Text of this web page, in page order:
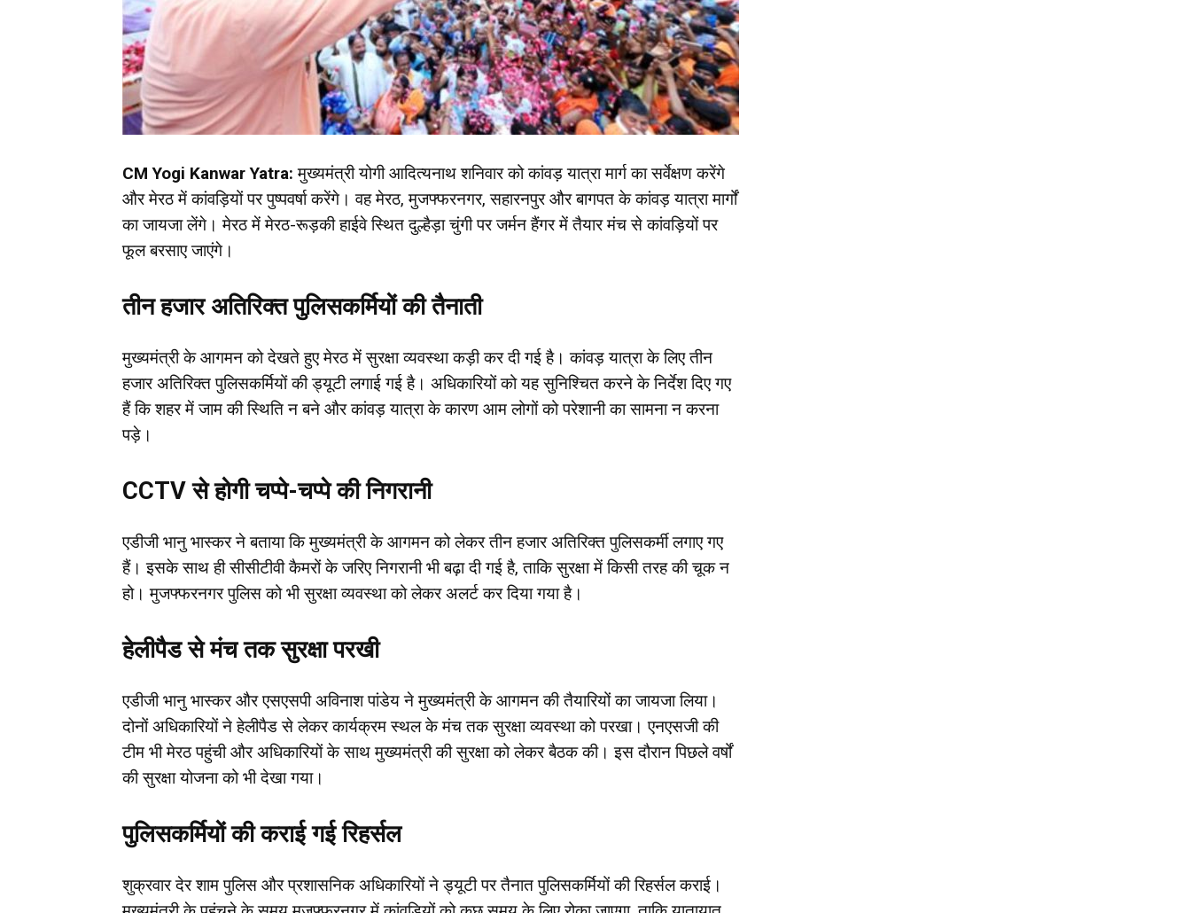
CM Yogi Kanwar Yatra:मुख्यमंत्री योगी आदित्यनाथ शनिवार को कांवड़ यात्रा मार्ग का सर्वेक्षण करेंगे
और मेरठ में कांवड़ियों पर पुष्पवर्षा करेंगे। वह मेरठ, मुजफ्फरनगर, सहारनपुर और बागपत के कांवड़ यात्रा मार्गों
का जायजा लेंगे। मेरठ में मेरठ-रूड़की हाईवे स्थित दुल्हैड़ा चुंगी पर जर्मन हैंगर में तैयार मंच से कांवड़ियों पर
फूल बरसाए जाएंगे।
तीन हजार अतिरिक्त पुलिसकर्मियों की तैनाती
मुख्यमंत्री के आगमन को देखते हुए मेरठ में सुरक्षा व्यवस्था कड़ी कर दी गई है। कांवड़ यात्रा के लिए तीन
हजार अतिरिक्त पुलिसकर्मियों की ड्यूटी लगाई गई है। अधिकारियों को यह सुनिश्चित करने के निर्देश दिए गए
हैं कि शहर में जाम की स्थिति न बने और कांवड़ यात्रा के कारण आम लोगों को परेशानी का सामना न करना
पड़े।
CCTV से होगी चप्पे-चप्पे की निगरानी
एडीजी भानु भास्कर ने बताया कि मुख्यमंत्री के आगमन को लेकर तीन हजार अतिरिक्त पुलिसकर्मी लगाए गए
हैं। इसके साथ ही सीसीटीवी कैमरों के जरिए निगरानी भी बढ़ा दी गई है, ताकि सुरक्षा में किसी तरह की चूक न
हो। मुजफ्फरनगर पुलिस को भी सुरक्षा व्यवस्था को लेकर अलर्ट कर दिया गया है।
हेलीपैड से मंच तक सुरक्षा परखी
एडीजी भानु भास्कर और एसएसपी अविनाश पांडेय ने मुख्यमंत्री के आगमन की तैयारियों का जायजा लिया।
दोनों अधिकारियों ने हेलीपैड से लेकर कार्यक्रम स्थल के मंच तक सुरक्षा व्यवस्था को परखा। एनएसजी की
टीम भी मेरठ पहुंची और अधिकारियों के साथ मुख्यमंत्री की सुरक्षा को लेकर बैठक की। इस दौरान पिछले वर्षों
की सुरक्षा योजना को भी देखा गया।
पुलिसकर्मियों की कराई गई रिहर्सल
शुक्रवार देर शाम पुलिस और प्रशासनिक अधिकारियों ने ड्यूटी पर तैनात पुलिसकर्मियों की रिहर्सल कराई।